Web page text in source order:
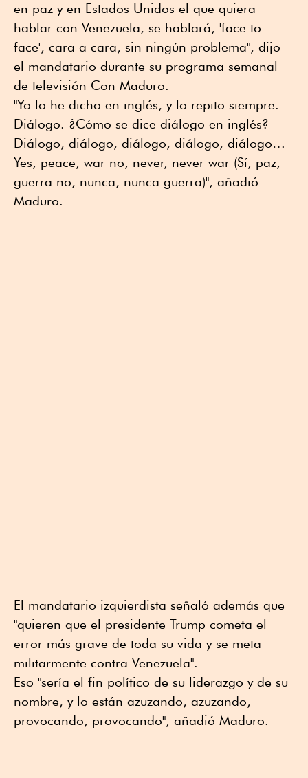
en paz y en Estados Unidos el que quiera
hablar con Venezuela, se hablará, 'face to
face', cara a cara, sin ningún problema", dijo
el mandatario durante su programa semanal
de televisión Con Maduro.
"Yo lo he dicho en inglés, y lo repito siempre.
Diálogo. ¿Cómo se dice diálogo en inglés?
Diálogo, diálogo, diálogo, diálogo, diálogo…
Yes, peace, war no, never, never war (Sí, paz,
guerra no, nunca, nunca guerra)", añadió
Maduro.
El mandatario izquierdista señaló además que
"quieren que el presidente Trump cometa el
error más grave de toda su vida y se meta
militarmente contra Venezuela".
Eso "sería el fin político de su liderazgo y de su
nombre, y lo están azuzando, azuzando,
provocando, provocando", añadió Maduro.